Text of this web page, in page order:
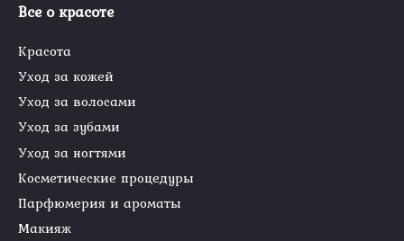
Все о красоте
Красота
Уход за кожей
Уход за волосами
Уход за зубами
Уход за ногтями
Косметические процедуры
Парфюмерия и ароматы
Макияж